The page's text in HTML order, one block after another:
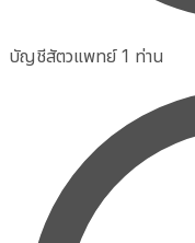
บัญชีสัตวแพทย์ 1 ท่าน